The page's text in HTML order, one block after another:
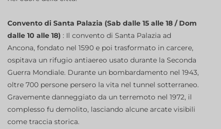
Convento di Santa Palazia (Sab dalle 15 alle 18 / Dom
dalle 10 alle 18) : Il convento di Santa Palazia ad
Ancona, fondato nel 1590 e poi trasformato in carcere,
ospitava un rifugio antiaereo usato durante la Seconda
Guerra Mondiale. Durante un bombardamento nel 1943,
oltre 700 persone persero la vita nel tunnel sotterraneo.
Gravemente danneggiato da un terremoto nel 1972, il
complesso fu demolito, lasciando alcune arcate visibili
come traccia storica.